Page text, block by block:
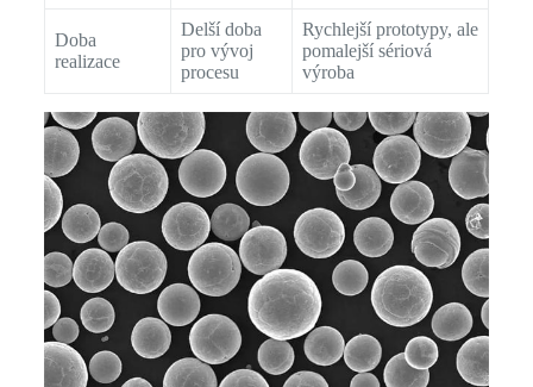
Doba
realizace
Delší doba
pro vývoj
procesu
Rychlejší prototypy, ale
pomalejší sériová
výroba